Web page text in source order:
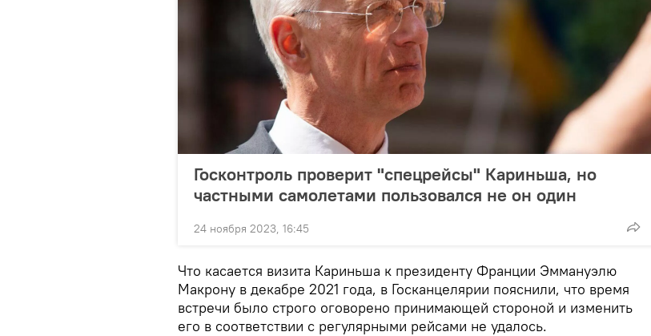
Госконтроль проверит "спецрейсы" Кариньша, но
частными самолетами пользовался не он один
24 ноября 2023, 16:45
Что касается визита Кариньша к президенту Франции Эммануэлю
Макрону в декабре 2021 года, в Госканцелярии пояснили, что время
встречи было строго оговорено принимающей стороной и изменить
его в соответствии с регулярными рейсами не удалось.